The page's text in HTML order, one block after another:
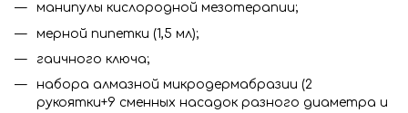
манипулы кислородной мезотерапии;
мерной пипетки (1,5 мл);
гаичного ключа;
набора алмазной микродермабразии (2
рукоятки+9 сменных насадок разного диаметра и